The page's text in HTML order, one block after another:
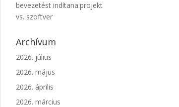
bevezetést indítana:projekt
vs. szoftver
Archívum
2026. július
2026. május
2026. április
2026. március